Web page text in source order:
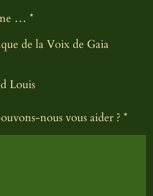
… *
de la Voix de Gaia
Louis
nous vous aider ? *